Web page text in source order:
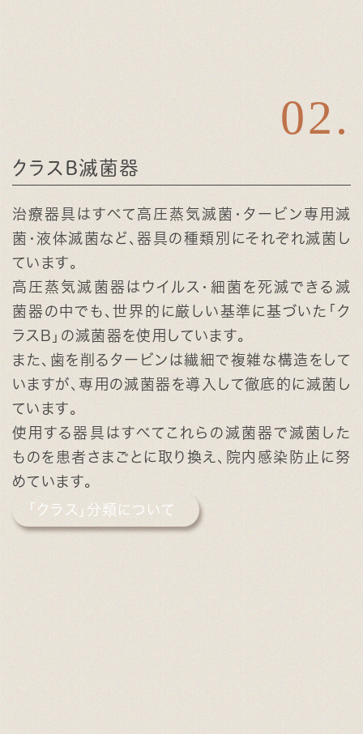
クラスB滅菌器
治療器具はすべて高圧蒸気滅菌・タービン専用滅
菌・液体滅菌など、器具の種類別にそれぞれ滅菌し
ています。
高圧蒸気滅菌器はウイルス・細菌を死滅できる滅
菌器の中でも、世界的に厳しい基準に基づいた「ク
ラスB」の滅菌器を使用しています。
また、歯を削るタービンは繊細で複雑な構造をして
いますが、専用の滅菌器を導入して徹底的に滅菌し
ています。
使用する器具はすべてこれらの滅菌器で滅菌した
ものを患者さまごとに取り換え、院内感染防止に努
めています。
「クラス」分類について